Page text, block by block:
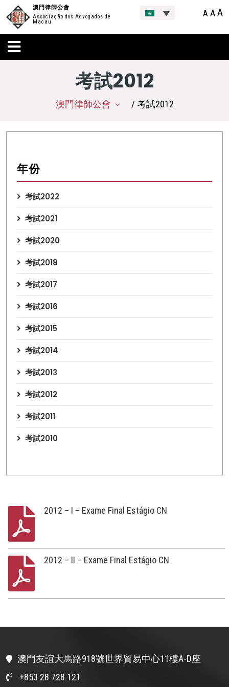
澳門律師公會
Associação dos Advogados de
Macau
A AA
考試2012
澳門律師公會 / 考試2012
年份
考試2022
考試2021
考試2020
考試2018
考試2017
考試2016
考試2015
考試2014
考試2013
考試2012
考試2011
考試2010
2012 – I – Exame Final Estágio CN
2012 – II – Exame Final Estágio CN
澳門友誼大馬路918號世界貿易中心11樓A-D座
+853 28 728 121